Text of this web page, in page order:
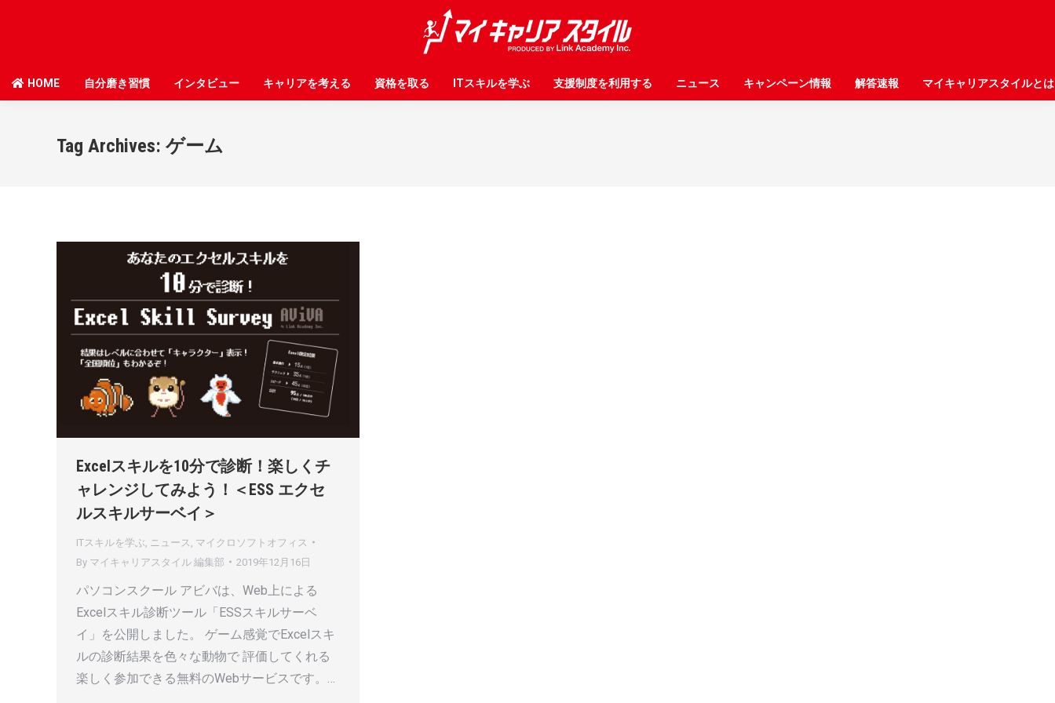
HOME 自分磨き習慣 インタビュー キャリアを考える 資格を取る ITスキルを学ぶ 支援制度を利用する ニュース キャンペーン情報 解答速報 マイキャリアスタイルとは
Tag Archives: ゲーム
Excelスキルを10分で診断！楽しくチ
ャレンジしてみよう！＜ESS エクセ
ルスキルサーベイ＞
ITスキルを学ぶ ニュース
マイクロソフトオフィス
By マイキャリアスタイル 編集部 2019年12月16日
パソコンスクール アビバは、Web上による
Excelスキル診断ツール「ESSスキルサーベ
イ」を公開しました。 ゲーム感覚でExcelスキ
ルの診断結果を色々な動物で 評価してくれる
楽しく参加できる無料のWebサービスです。…
HOME 自分磨き習慣 インタビュー キャリアを考える 資格を取る ITスキルを学ぶ 支援制度を利用する ニュース キャンペーン情報 解答速報 マイキャリアスタイルとは